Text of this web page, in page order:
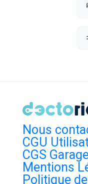
Nous
CGU
CGS
Mentions
Politique